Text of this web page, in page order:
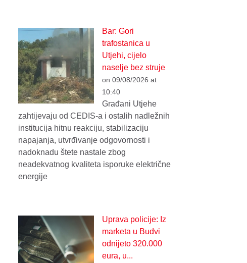
Bar: Gori
trafostanica u
Utjehi, cijelo
naselje bez struje
on 09/08/2026 at
10:40
Građani Utjehe
zahtijevaju od CEDIS-a i ostalih nadležnih
institucija hitnu reakciju, stabilizaciju
napajanja, utvrđivanje odgovornosti i
nadoknadu štete nastale zbog
neadekvatnog kvaliteta isporuke električne
energije
Uprava policije: Iz
marketa u Budvi
odnijeto 320.000
eura, u...